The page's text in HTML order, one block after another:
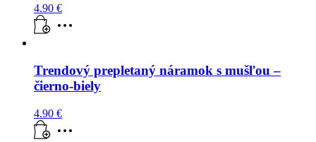
4.90 €
Trendový prepletaný náramok s mušľou –
čierno-biely
4.90 €